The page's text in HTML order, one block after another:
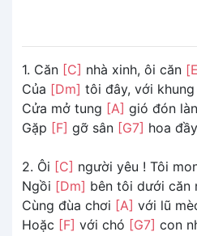
1. Căn [C] nhà xinh, ôi căn
Của [Dm] tôi đây, với
Cửa mở tung [A] gió đón làn
Gặp [F] gỡ sân [G7] hoa
2. Ôi [C] người yêu ! Tôi
Ngồi [Dm] bên tôi dưới căn
Cùng đùa chơi [A] với lũ
Hoặc [F] với chó [G7] con